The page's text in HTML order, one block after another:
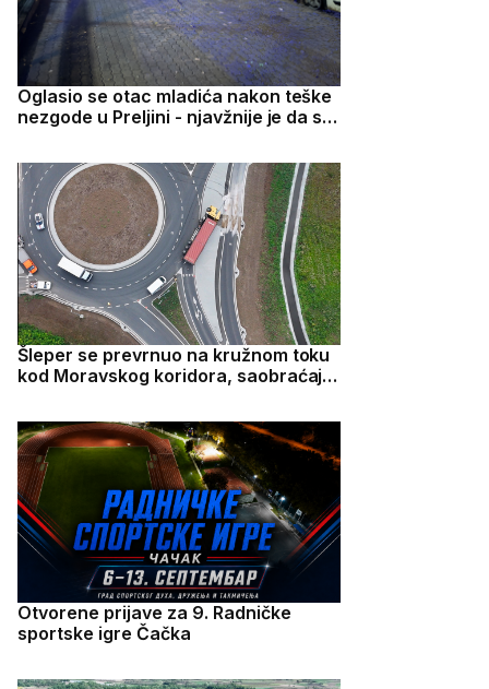
Oglasio se otac mladića nakon teške
nezgode u Preljini - njavžnije je da su
Šleper se prevrnuo na kružnom toku
kod Moravskog koridora, saobraćaj
Otvorene prijave za 9. Radničke
sportske igre Čačka